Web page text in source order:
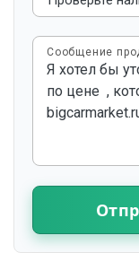
Сообщение